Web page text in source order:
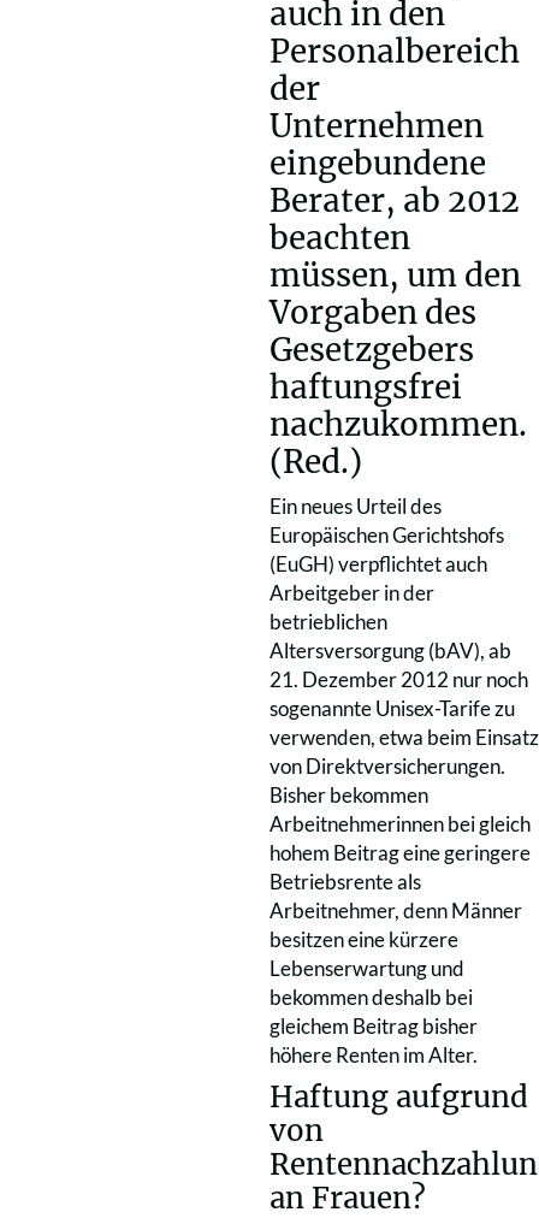
auch in den
Personalbereich
der
Unternehmen
eingebundene
Berater, ab 2012
beachten
müssen, um den
Vorgaben des
Gesetzgebers
haftungsfrei
nachzukommen.
(Red.)
Ein neues Urteil des
Europäischen Gerichtshofs
(EuGH) verpflichtet auch
Arbeitgeber in der
betrieblichen
Altersversorgung (bAV), ab
21. Dezember 2012 nur noch
sogenannte Unisex-Tarife zu
verwenden, etwa beim Einsatz
von Direktversicherungen.
Bisher bekommen
Arbeitnehmerinnen bei gleich
hohem Beitrag eine geringere
Betriebsrente als
Arbeitnehmer, denn Männer
besitzen eine kürzere
Lebenserwartung und
bekommen deshalb bei
gleichem Beitrag bisher
höhere Renten im Alter.
Haftung aufgrund
von
an Frauen?